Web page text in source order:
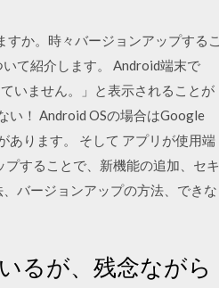
か。時々バージョンアップするこ
て紹介します。 Android端末で
いません。」と表示されることが
い！ Android OSの場合はGoogle
あります。 そして アプリが使用端
することで、新機能の追加、セキ
バージョンアップの方法、できな
るが、残念ながら